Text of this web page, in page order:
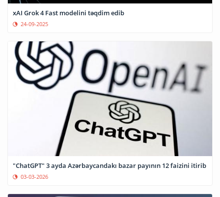
xAI Grok 4 Fast modelini təqdim edib
24-09-2025
"ChatGPT" 3 ayda Azərbaycandakı bazar payının 12 faizini itirib
03-03-2026